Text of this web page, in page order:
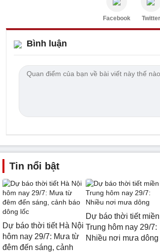
Facebook Twitter
Bình luận
Tin nổi bật
Dự báo thời tiết Hà Nội
hôm nay 29/7: Mưa từ
đêm đến sáng, cảnh
Dự báo thời tiết miền
Trung hôm nay 29/7:
Nhiều nơi mưa dông